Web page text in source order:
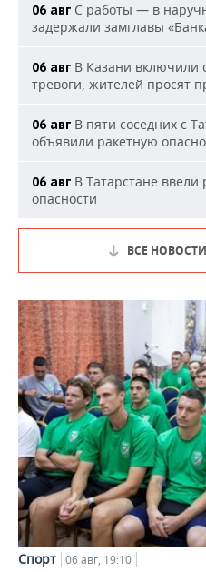
06 авг С работы — в
задержали замглавы
06 авг В Казани включили
тревоги, жителей просят
06 авг В пяти соседних с
объявили ракетную
06 авг В Татарстане
опасности
ВСЕ
Спорт 06 авг, 19:10